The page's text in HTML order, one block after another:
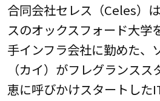
合同会社セレス（Celes）
スのオックスフォード大学
手インフラ会社に勤めた、
（カイ）がフレグランス
恵に呼びかけスタートした